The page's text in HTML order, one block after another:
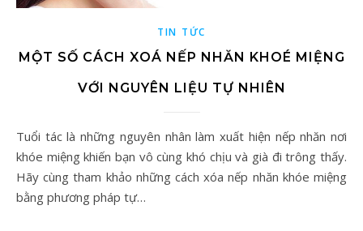
TIN TỨC
MỘT SỐ CÁCH XOÁ NẾP NHĂN KHOÉ MIỆNG
VỚI NGUYÊN LIỆU TỰ NHIÊN
Tuổi tác là những nguyên nhân làm xuất hiện nếp nhăn nơi
khóe miệng khiến bạn vô cùng khó chịu và già đi trông thấy.
Hãy cùng tham khảo những cách xóa nếp nhăn khóe miệng
bằng phương pháp tự…